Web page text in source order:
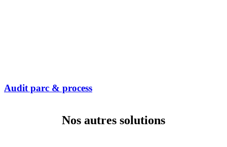
Audit parc & process
Nos autres solutions